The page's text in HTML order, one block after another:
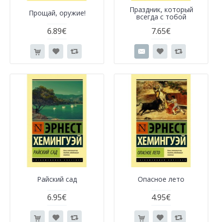
Прощай, оружие!
6.89€
Праздник, который
всегда с тобой
7.65€
Райский сад
6.95€
Опасное лето
4.95€